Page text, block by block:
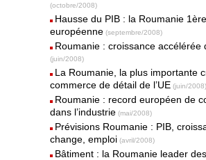
(octobre/2008)
Hausse du PIB : la Roumanie
européenne (septembre/2008)
Roumanie : croissance accélérée
(juin/2008)
La Roumanie, la plus importante
commerce de détail de l’UE (juin/2008)
Roumanie : record européen de
dans l’industrie (mai/2008)
Prévisions Roumanie : PIB,
change, emploi (avril/2008)
Bâtiment : la Roumanie leader